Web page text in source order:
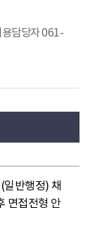
담당자 061-
반행정) 채
면접전형 안